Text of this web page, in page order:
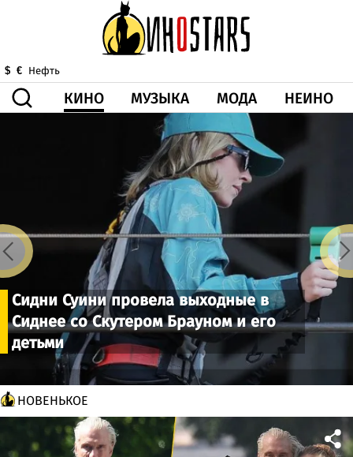
$ € Нефть
КИНО МУЗЫКА МОДА НЕИНО
КОРОНА ИСКУССТВО
ДРУГОЕ
ГОРОСКОП О НАС
Сидни Суини провела выходные в
Сиднее со Скутером Брауном и его
детьми
НОВЕНЬКОЕ